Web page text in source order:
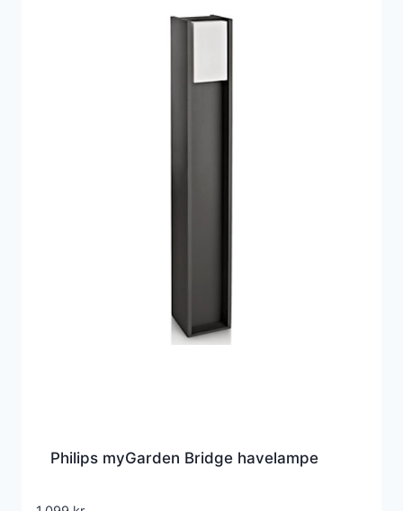
Philips myGarden Bridge havelampe